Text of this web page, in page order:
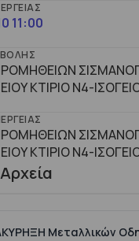
11:00
ΚΤΙΡΙΟ Ν4-
ΚΤΙΡΙΟ Ν4-
Μεταλλικών